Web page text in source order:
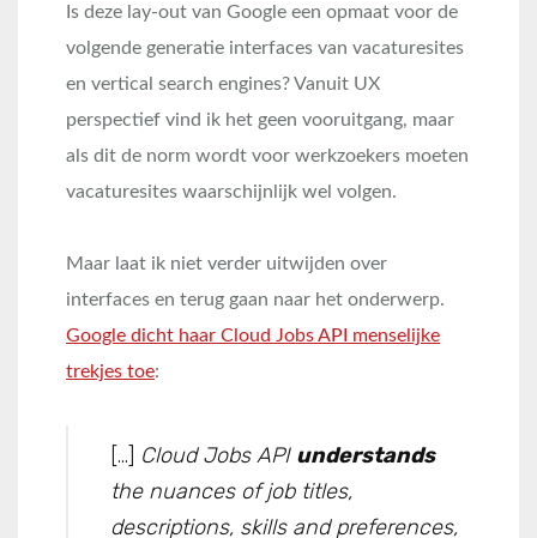
Is deze lay-out van Google een opmaat voor de
volgende generatie interfaces van vacaturesites
en vertical search engines? Vanuit UX
perspectief vind ik het geen vooruitgang, maar
als dit de norm wordt voor werkzoekers moeten
vacaturesites waarschijnlijk wel volgen.
Maar laat ik niet verder uitwijden over
interfaces en terug gaan naar het onderwerp.
Google dicht haar Cloud Jobs API menselijke
trekjes toe:
[…] Cloud Jobs API understands
the nuances of job titles,
descriptions, skills and preferences,